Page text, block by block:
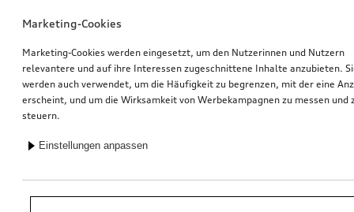
*Unverbindliche Preisempfehlung der Importeurin AMAG Import AG. Inkl.
gesetzlicher MwSt. Preise beim Audi Partner können abweichen; weitere
Marketing-Cookies
Marketing-Cookies werden eingesetzt, um den Nutzerinnen und Nutzern
relevantere und auf ihre Interessen zugeschnittene Inhalte anzubieten.
werden auch verwendet, um die Häufigkeit zu begrenzen, mit der eine
erscheint, und um die Wirksamkeit von Werbekampagnen zu messen und
steuern.
Einstellungen anpassen